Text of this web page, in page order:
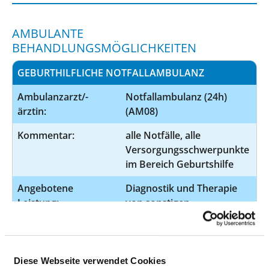
Diese Webseite verwendet Cookies
AMBULANTE
BEHANDLUNGSMÖGLICHKEITEN
GEBURTHILFLICHE NOTFALLAMBULANZ
Ambulanzarzt/-
ärztin:
Notfallambulanz (24h)
(AM08)
Kommentar:
alle Notfälle, alle
Versorgungsschwerpunkte
im Bereich Geburtshilfe
Angebotene
Leistung:
Diagnostik und Therapie
von sonstigen
Erkrankungen der
von Krankheiten während